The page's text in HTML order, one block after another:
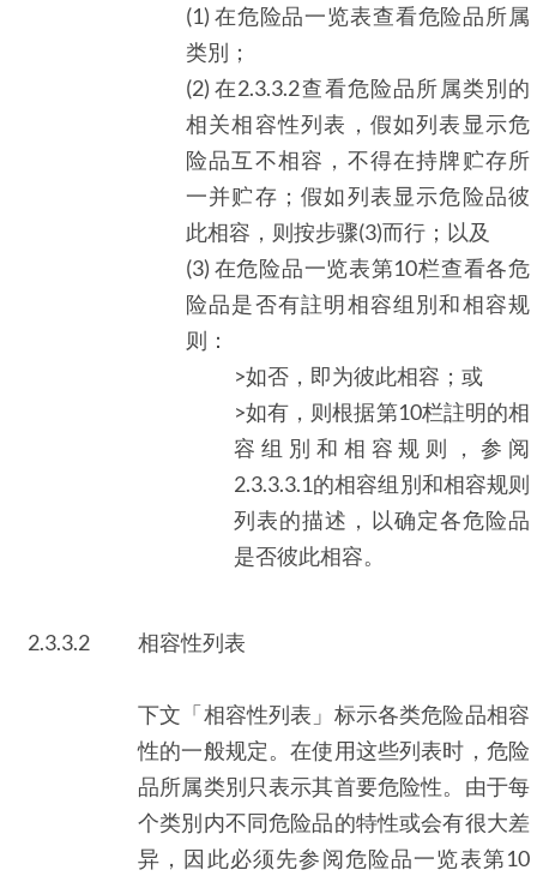
(1) 在危险品一览表查看危险品所属
类別；
(2) 在2.3.3.2查看危险品所属类別的
相关相容性列表，假如列表显示危
险品互不相容，不得在持牌贮存所
一并贮存；假如列表显示危险品彼
此相容，则按步骤(3)而行；以及
(3) 在危险品一览表第10栏查看各危
险品是否有註明相容组別和相容规
则：
>如否，即为彼此相容；或
>如有，则根据第10栏註明的相
容组別和相容规则，参阅
2.3.3.3.1的相容组別和相容规则
列表的描述，以确定各危险品
是否彼此相容。
2.3.3.2 相容性列表
下文「相容性列表」标示各类危险品相容
性的一般规定。在使用这些列表时，危险
品所属类別只表示其首要危险性。由于每
个类別内不同危险品的特性或会有很大差
异，因此必须先参阅危险品一览表第10